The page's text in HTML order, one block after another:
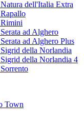
dell'Italia Extra
ad Alghero
ad Alghero Plus
della Norlandia
della Norlandia 4
Town